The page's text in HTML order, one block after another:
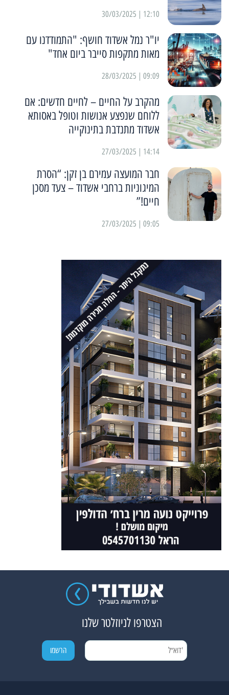
12:10 | 30/03/2025
יו"ר נמל אשדוד חושף: "התמודדנו עם
מאות מתקפות סייבר ביום אחד"
09:09 | 28/03/2025
מהקרב על החיים – לחיים חדשים: אם
ללוחם שנפצע אנושות וטופל באסותא
אשדוד מתנדבת בתינוקייה
14:14 | 27/03/2025
חבר המועצה עמירם בן זקן: “הסרת
המיגוניות ברחבי אשדוד – צעד מסכן
חיים!”
09:05 | 27/03/2025
הצטרפו לניוזלטר שלנו